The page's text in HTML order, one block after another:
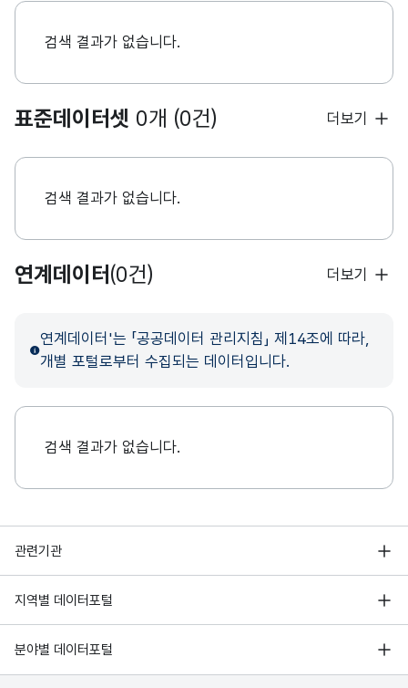
검색 결과가 없습니다.
표준데이터셋 0개 (0건) 더보기
검색 결과가 없습니다.
연계데이터 (0건) 더보기
연계데이터'는 「공공데이터 관리지침」 제14조에 따라,
개별 포털로부터 수집되는 데이터입니다.
검색 결과가 없습니다.
관련기관
행정안전부
한국지능정보사회진흥원
국가정보자원관리원
지역별 데이터포털
서울 열린데이터광장
경기데이터드림
분야별 데이터포털
기상자료개방포털
국토교통부 공간정보오픈플랫폼